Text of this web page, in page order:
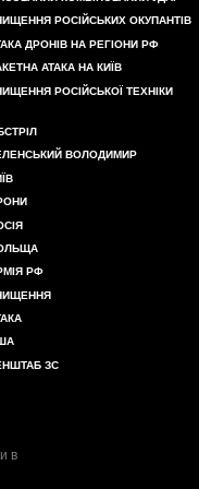
РОСІЙСЬКИХ ОКУПАНТІВ
ДРОНІВ НА РЕГІОНИ РФ
АТАКА НА КИЇВ
РОСІЙСЬКОЇ ТЕХНІКИ
ВОЛОДИМИР
РФ
ЗС
в